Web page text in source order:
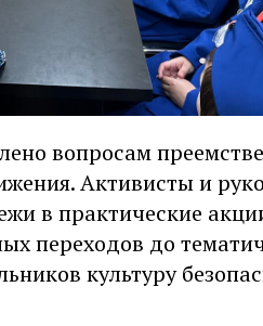
вопросам
Активисты и
в практические
переходов до
культуру